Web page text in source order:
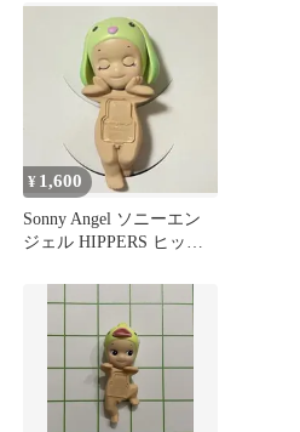
¥ 1,600
Sonny Angel ソニーエン
ジェル HIPPERS ヒッパ